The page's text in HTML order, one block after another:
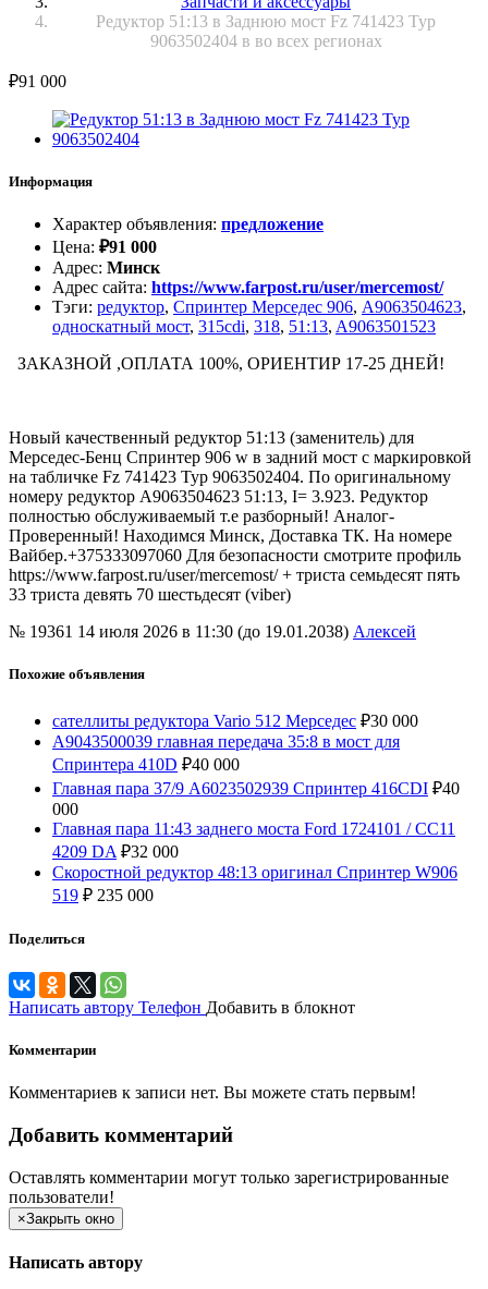
Редуктор 51:13 в Заднюю мост Fz 741423 Typ
9063502404 в во всех регионах
₽91 000
Информация
Характер объявления: предложение
Цена: ₽91 000
Адрес: Минск
Адрес сайта: https://www.farpost.ru/user/mercemost/
Тэги: редуктор, Спринтер Мерседес 906, A9063504623,
односкатный мост, 315cdi, 318, 51:13, A9063501523
ЗАКАЗНОЙ ,ОПЛАТА 100%, ОРИЕНТИР 17-25 ДНЕЙ!
Новый качественный редуктор 51:13 (заменитель) для
Мерседес-Бенц Спринтер 906 w в задний мост с маркировкой
на табличке Fz 741423 Typ 9063502404. По оригинальному
номеру редуктор A9063504623 51:13, I= 3.923. Редуктор
полностью обслуживаемый т.е разборный! Аналог-
Проверенный! Находимся Минск, Доставка ТК. На номере
Вайбер.+375333097060 Для безопасности смотрите профиль
https://www.farpost.ru/user/mercemost/ + триста семьдесят пять
33 триста девять 70 шестьдесят (viber)
№ 19361 14 июля 2026 в 11:30 (до 19.01.2038) Алексей
Похожие объявления
сателлиты редуктора Vario 512 Мерседес ₽30 000
A9043500039 главная передача 35:8 в мост для
Спринтера 410D ₽40 000
Главная пара 37/9 A6023502939 Спринтер 416СDI ₽40
000
Главная пара 11:43 заднего моста Ford 1724101 / CC11
4209 DA ₽32 000
Скоростной редуктор 48:13 оригинал Спринтер W906
519 ₽ 235 000
Поделиться
Написать автору Телефон Добавить в блокнот
Комментарии
Комментариев к записи нет. Вы можете стать первым!
Добавить комментарий
Оставлять комментарии могут только зарегистрированные
пользователи!
×Закрыть окно
Написать автору